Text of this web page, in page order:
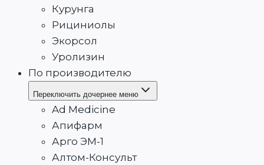
Курунга
Рициниолы
Экорсол
Уролизин
По производителю
Переключить дочернее меню
Ad Medicine
Апифарм
Арго ЭМ-1
Алтом-Консульт